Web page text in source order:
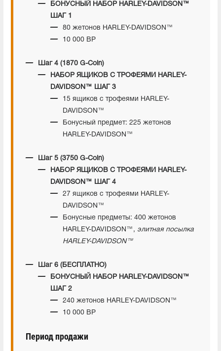
БОНУСНЫЙ НАБОР HARLEY-DAVIDSON™
ШАГ 1
80 жетонов HARLEY-DAVIDSON™
10 000 BP
Шаг 4 (1870 G-Coin)
НАБОР ЯЩИКОВ С ТРОФЕЯМИ HARLEY-
DAVIDSON™ ШАГ 3
15 ящиков с трофеями HARLEY-
DAVIDSON™
Бонусный предмет: 225 жетонов
HARLEY-DAVIDSON™
Шаг 5 (3750 G-Coin)
НАБОР ЯЩИКОВ С ТРОФЕЯМИ HARLEY-
DAVIDSON™ ШАГ 4
27 ящиков с трофеями HARLEY-
DAVIDSON™
Бонусные предметы: 400 жетонов
HARLEY-DAVIDSON™, элитная посылка
HARLEY-DAVIDSON™
Шаг 6 (БЕСПЛАТНО)
БОНУСНЫЙ НАБОР HARLEY-DAVIDSON™
ШАГ 2
240 жетонов HARLEY-DAVIDSON™
10 000 BP
Период продажи